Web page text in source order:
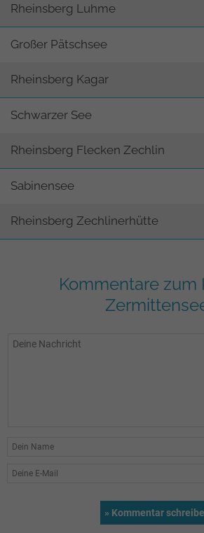
Rheinsberg Luhme
Großer Pätschsee
Rheinsberg Kagar
Schwarzer See
Rheinsberg Flecken Zechlin
Sabinensee
Rheinsberg Zechlinerhütte
Kommentare zum